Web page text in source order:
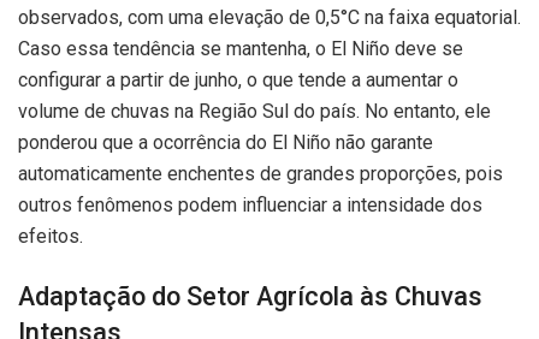
observados, com uma elevação de 0,5°C na faixa equatorial.
Caso essa tendência se mantenha, o El Niño deve se
configurar a partir de junho, o que tende a aumentar o
volume de chuvas na Região Sul do país. No entanto, ele
ponderou que a ocorrência do El Niño não garante
automaticamente enchentes de grandes proporções, pois
outros fenômenos podem influenciar a intensidade dos
efeitos.
Adaptação do Setor Agrícola às Chuvas
Intensas